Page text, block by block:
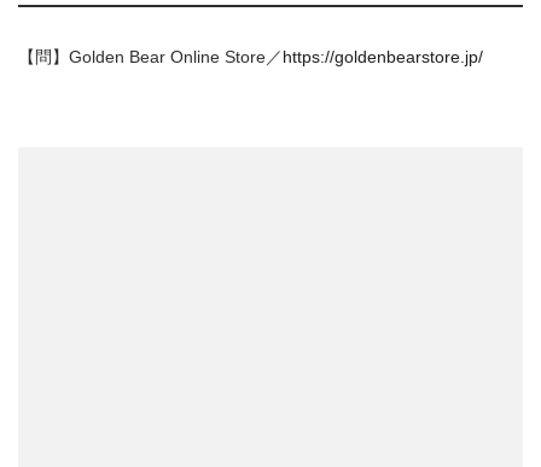
【問】Golden Bear Online Store／https://goldenbearstore.jp/